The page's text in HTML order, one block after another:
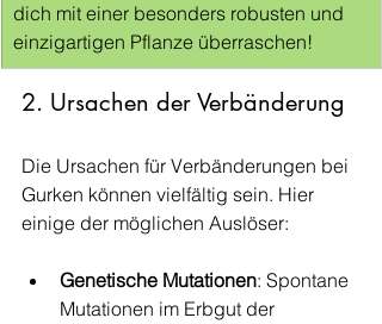
dich mit einer besonders robusten und
einzigartigen Pflanze überraschen!
2. Ursachen der Verbänderung
Die Ursachen für Verbänderungen bei
Gurken können vielfältig sein. Hier
einige der möglichen Auslöser:
Genetische Mutationen: Spontane
Mutationen im Erbgut der